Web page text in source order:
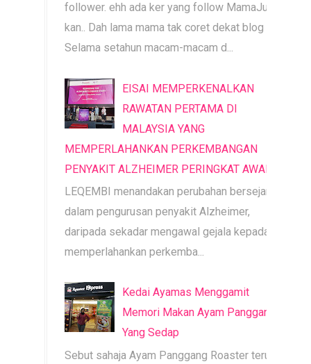
follower. ehh ada ker yang follow MamaJue ni
kan.. Dah lama mama tak coret dekat blog ni.
Selama setahun macam-macam d...
EISAI MEMPERKENALKAN
RAWATAN PERTAMA DI
MALAYSIA YANG
MEMPERLAHANKAN PERKEMBANGAN
PENYAKIT ALZHEIMER PERINGKAT AWAL
LEQEMBI menandakan perubahan bersejarah
dalam pengurusan penyakit Alzheimer,
daripada sekadar mengawal gejala kepada
memperlahankan perkemba...
Kedai Ayamas Menggamit
Memori Makan Ayam Panggang
Yang Sedap
Sebut sahaja Ayam Panggang Roaster terus